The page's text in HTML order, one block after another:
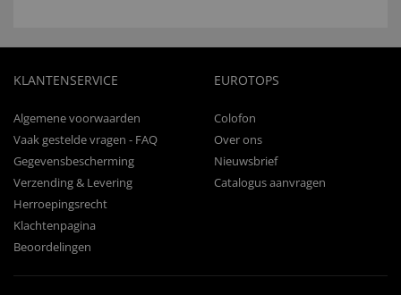
KLANTENSERVICE
Algemene voorwaarden
Vaak gestelde vragen - FAQ
Gegevensbescherming
Verzending & Levering
Herroepingsrecht
Klachtenpagina
Beoordelingen
EUROTOPS
Colofon
Over ons
Nieuwsbrief
Catalogus aanvragen